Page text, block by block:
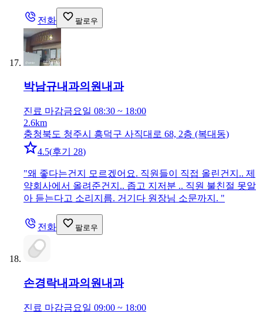
전화 팔로우
박남규내과의원내과
진료 마감금요일 08:30 ~ 18:00
2.6km
충청북도 청주시 흥덕구 사직대로 68, 2층 (복대동)
4.5(후기 28)
"왜 좋다는건지 모르겠어요. 직원들이 직접 올린건지.. 제
약회사에서 올려준건지.. 좁고 지저분 .. 직원 불친절 못알
아 듣는다고 소리지름. 거기다 원장님 소문까지. "
전화 팔로우
손경락내과의원 내과
진료 마감금요일 09:00 ~ 18:00